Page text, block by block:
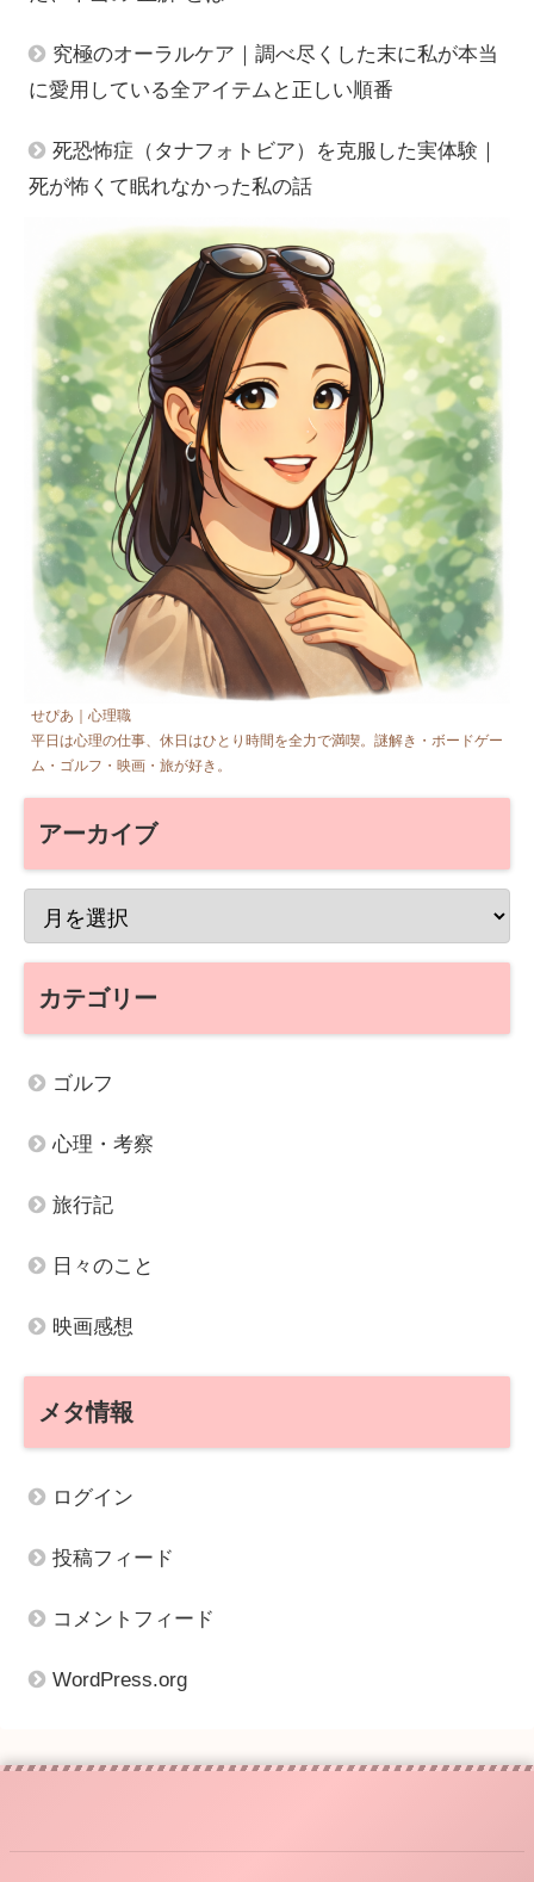
究極のオーラルケア｜調べ尽くした末に私が本当
に愛用している全アイテムと正しい順番
死恐怖症（タナフォトビア）を克服した実体験｜
死が怖くて眠れなかった私の話
せぴあ｜心理職
平日は心理の仕事、休日はひとり時間を全力で満喫。謎解き・ボードゲー
ム・ゴルフ・映画・旅が好き。
アーカイブ
カテゴリー
ゴルフ
心理・考察
旅行記
日々のこと
映画感想
メタ情報
ログイン
投稿フィード
コメントフィード
WordPress.org